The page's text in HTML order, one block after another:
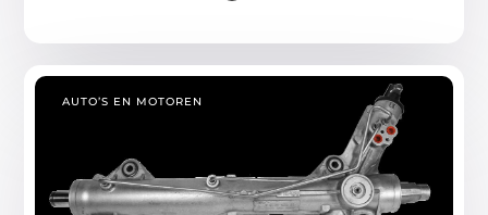
AUTO’S EN MOTOREN